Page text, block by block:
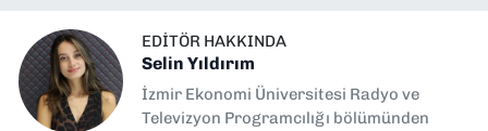
EDITÖR HAKKINDA
Selin Yıldırım
İzmir Ekonomi Üniversitesi Radyo ve
Televizyon Programcılığı bölümünden